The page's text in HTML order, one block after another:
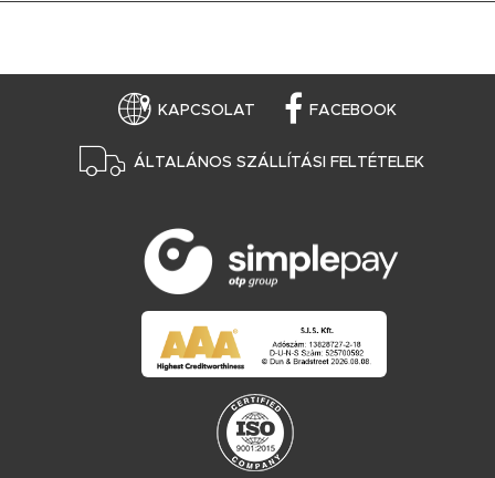
KAPCSOLAT FACEBOOK
ÁLTALÁNOS SZÁLLÍTÁSI FELTÉTELEK